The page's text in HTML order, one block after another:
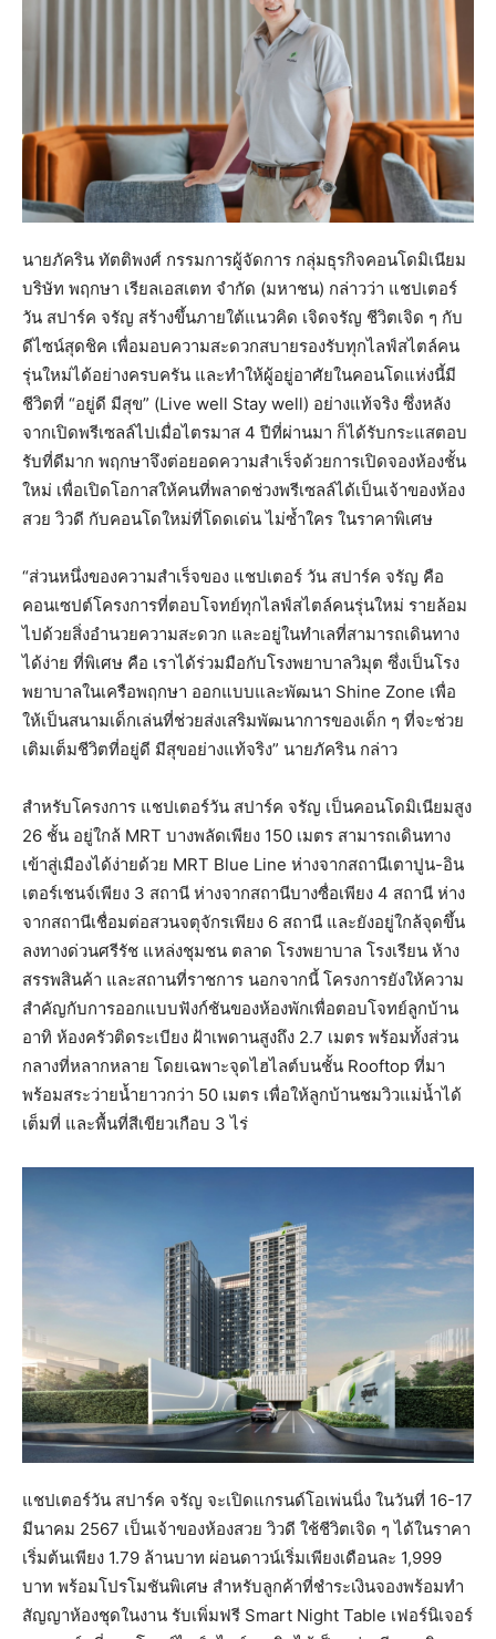
นายภัคริน ทัตติพงศ์ กรรมการผู้จัดการ กลุ่มธุรกิจคอนโดมิเนียม
บริษัท พฤกษา เรียลเอสเตท จำกัด (มหาชน) กล่าวว่า แชปเตอร์
วัน สปาร์ค จรัญ สร้างขึ้นภายใต้แนวคิด เจิดจรัญ ชีวิตเจิด ๆ กับ
ดีไซน์สุดชิค เพื่อมอบความสะดวกสบายรองรับทุกไลฟ์สไตล์คน
รุ่นใหม่ได้อย่างครบครัน และทำให้ผู้อยู่อาศัยในคอนโดแห่งนี้มี
ชีวิตที่ “อยู่ดี มีสุข” (Live well Stay well) อย่างแท้จริง ซึ่งหลัง
จากเปิดพรีเซลล์ไปเมื่อไตรมาส 4 ปีที่ผ่านมา ก็ได้รับกระแสตอบ
รับที่ดีมาก พฤกษาจึงต่อยอดความสำเร็จด้วยการเปิดจองห้องชั้น
ใหม่ เพื่อเปิดโอกาสให้คนที่พลาดช่วงพรีเซลล์ได้เป็นเจ้าของห้อง
สวย วิวดี กับคอนโดใหม่ที่โดดเด่น ไม่ซ้ำใคร ในราคาพิเศษ
“ส่วนหนึ่งของความสำเร็จของ แชปเตอร์ วัน สปาร์ค จรัญ คือ
คอนเซปต์โครงการที่ตอบโจทย์ทุกไลฟ์สไตล์คนรุ่นใหม่ รายล้อม
ไปด้วยสิ่งอำนวยความสะดวก และอยู่ในทำเลที่สามารถเดินทาง
ได้ง่าย ที่พิเศษ คือ เราได้ร่วมมือกับโรงพยาบาลวิมุต ซึ่งเป็นโรง
พยาบาลในเครือพฤกษา ออกแบบและพัฒนา Shine Zone เพื่อ
ให้เป็นสนามเด็กเล่นที่ช่วยส่งเสริมพัฒนาการของเด็ก ๆ ที่จะช่วย
เติมเต็มชีวิตที่อยู่ดี มีสุขอย่างแท้จริง” นายภัคริน กล่าว
สำหรับโครงการ แชปเตอร์วัน สปาร์ค จรัญ เป็นคอนโดมิเนียมสูง
26 ชั้น อยู่ใกล้ MRT บางพลัดเพียง 150 เมตร สามารถเดินทาง
เข้าสู่เมืองได้ง่ายด้วย MRT Blue Line ห่างจากสถานีเตาปูน-อิน
เตอร์เชนจ์เพียง 3 สถานี ห่างจากสถานีบางซื่อเพียง 4 สถานี ห่าง
จากสถานีเชื่อมต่อสวนจตุจักรเพียง 6 สถานี และยังอยู่ใกล้จุดขึ้น
ลงทางด่วนศรีรัช แหล่งชุมชน ตลาด โรงพยาบาล โรงเรียน ห้าง
สรรพสินค้า และสถานที่ราชการ นอกจากนี้ โครงการยังให้ความ
สำคัญกับการออกแบบฟังก์ชันของห้องพักเพื่อตอบโจทย์ลูกบ้าน
อาทิ ห้องครัวติดระเบียง ฝ้าเพดานสูงถึง 2.7 เมตร พร้อมทั้งส่วน
กลางที่หลากหลาย โดยเฉพาะจุดไฮไลต์บนชั้น Rooftop ที่มา
พร้อมสระว่ายน้ำยาวกว่า 50 เมตร เพื่อให้ลูกบ้านชมวิวแม่น้ำได้
เต็มที่ และพื้นที่สีเขียวเกือบ 3 ไร่
แชปเตอร์วัน สปาร์ค จรัญ จะเปิดแกรนด์โอเพ่นนิ่ง ในวันที่ 16-17
มีนาคม 2567 เป็นเจ้าของห้องสวย วิวดี ใช้ชีวิตเจิด ๆ ได้ในราคา
เริ่มต้นเพียง 1.79 ล้านบาท ผ่อนดาวน์เริ่มเพียงเดือนละ 1,999
บาท พร้อมโปรโมชันพิเศษ สำหรับลูกค้าที่ชำระเงินจองพร้อมทำ
สัญญาห้องชุดในงาน รับเพิ่มฟรี Smart Night Table เฟอร์นิเจอร์